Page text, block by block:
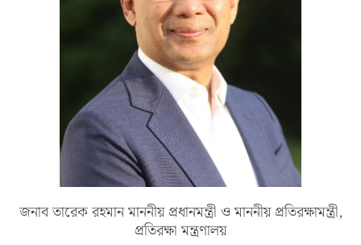
জনাব তারেক রহমান মাননীয় প্রধানমন্ত্রী ও মাননীয় প্রতিরক্ষামন্ত্রী,
প্রতিরক্ষা মন্ত্রণালয়